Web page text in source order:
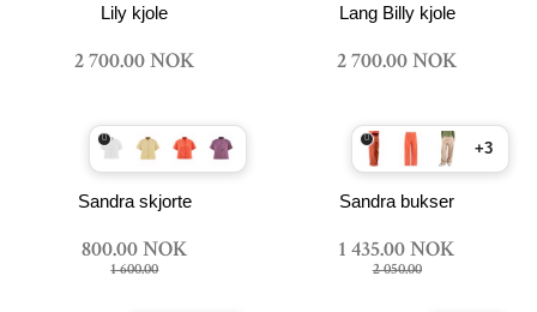
Lily kjole
2 700.00 NOK
Lang Billy kjole
2 700.00 NOK
Sandra skjorte
800.00 NOK
1 600.00
+3
Sandra bukser
1 435.00 NOK
2 050.00